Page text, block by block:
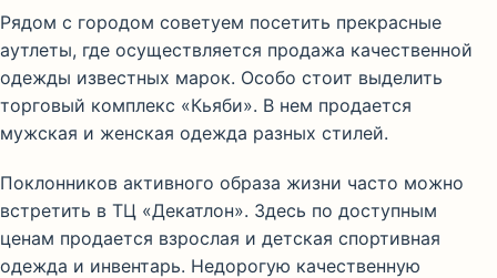
Рядом с городом советуем посетить прекрасные
аутлеты, где осуществляется продажа качественной
одежды известных марок. Особо стоит выделить
торговый комплекс «Кьяби». В нем продается
мужская и женская одежда разных стилей.
Поклонников активного образа жизни часто можно
встретить в ТЦ «Декатлон». Здесь по доступным
ценам продается взрослая и детская спортивная
одежда и инвентарь. Недорогую качественную